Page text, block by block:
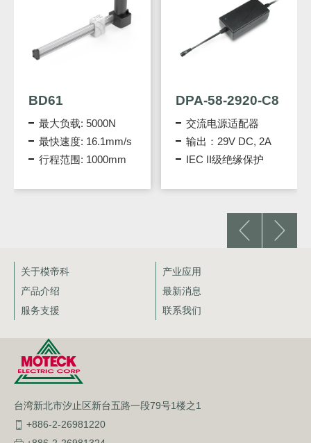
BD61
最大负载: 5000N
最快速度: 16.1mm/s
行程范围: 1000mm
DPA-58-2920-C8
交流电源适配器
输出：29V DC, 2A
IEC II级绝缘保护
关于模帝科
产业应用
产品介绍
最新消息
服务支援
联系我们
台湾新北市汐止区新台五路一段79号1楼之1
+886-2-26981220